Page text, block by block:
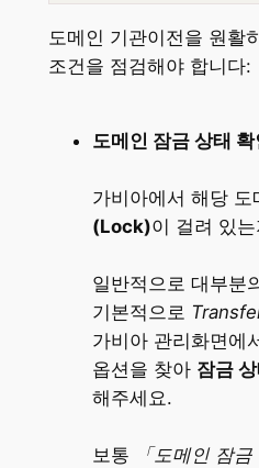
도메인 기관이전을 원활
조건을 점검해야 합니다:
도메인 잠금 상태 확
가비아에서 해당 도
(Lock)이 걸려 있
일반적으로 대부분
기본적으로
가비아 관리화면에
옵션을 찾아 잠금
해주세요.
보통 「도메인 잠금